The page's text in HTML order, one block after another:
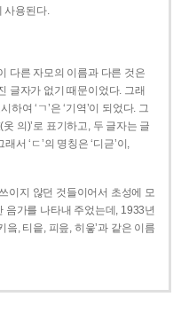
사용된다.
다른 자모의 이름과 다른 것은
글자가 없기 때문이었다. 그래
하여 ‘ㄱ’은 ‘기역’이 되었다. 그
(옷 의)’로 표기하고, 두 글자는 글
서 ‘ㄷ’의 명칭은 ‘디귿’이,
이지 않던 것들이어서 초성에 모
음가를 나타내 주었는데, 1933년
읔, 티읕, 피읖, 히읗’과 같은 이름